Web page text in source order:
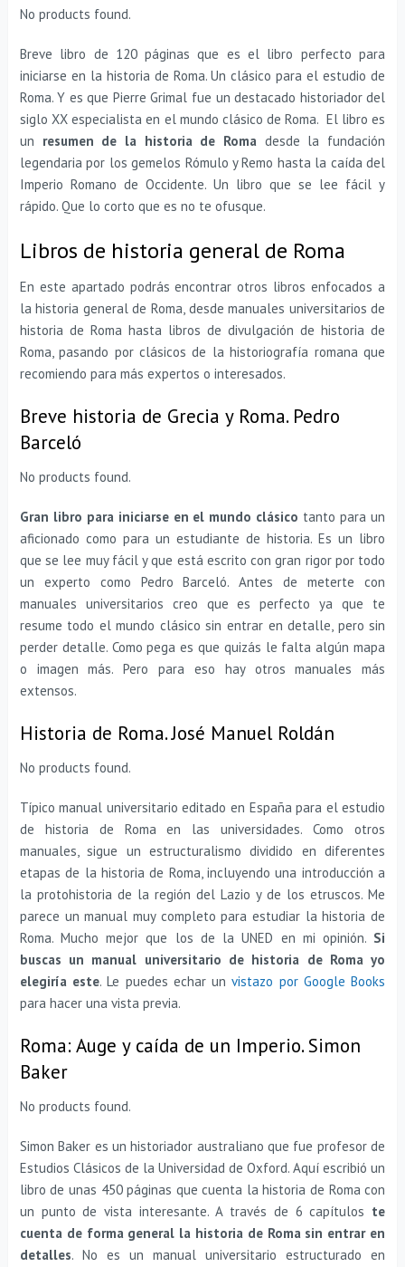
No products found.
Breve libro de 120 páginas que es el libro perfecto para
iniciarse en la historia de Roma. Un clásico para el estudio de
Roma. Y es que Pierre Grimal fue un destacado historiador del
siglo XX especialista en el mundo clásico de Roma. El libro es
un resumen de la historia de Roma desde la fundación
legendaria por los gemelos Rómulo y Remo hasta la caída del
Imperio Romano de Occidente. Un libro que se lee fácil y
rápido. Que lo corto que es no te ofusque.
Libros de historia general de Roma
En este apartado podrás encontrar otros libros enfocados a
la historia general de Roma, desde manuales universitarios de
historia de Roma hasta libros de divulgación de historia de
Roma, pasando por clásicos de la historiografía romana que
recomiendo para más expertos o interesados.
Breve historia de Grecia y Roma. Pedro
Barceló
No products found.
Gran libro para iniciarse en el mundo clásico tanto para un
aficionado como para un estudiante de historia. Es un libro
que se lee muy fácil y que está escrito con gran rigor por todo
un experto como Pedro Barceló. Antes de meterte con
manuales universitarios creo que es perfecto ya que te
resume todo el mundo clásico sin entrar en detalle, pero sin
perder detalle. Como pega es que quizás le falta algún mapa
o imagen más. Pero para eso hay otros manuales más
extensos.
Historia de Roma. José Manuel Roldán
No products found.
Típico manual universitario editado en España para el estudio
de historia de Roma en las universidades. Como otros
manuales, sigue un estructuralismo dividido en diferentes
etapas de la historia de Roma, incluyendo una introducción a
la protohistoria de la región del Lazio y de los etruscos. Me
parece un manual muy completo para estudiar la historia de
Roma. Mucho mejor que los de la UNED en mi opinión. Si
buscas un manual universitario de historia de Roma yo
elegiría este. Le puedes echar unvistazo por Google Books
para hacer una vista previa.
Roma: Auge y caída de un Imperio. Simon
Baker
No products found.
Simon Baker es un historiador australiano que fue profesor de
Estudios Clásicos de la Universidad de Oxford. Aquí escribió un
libro de unas 450 páginas que cuenta la historia de Roma con
un punto de vista interesante. A través de 6 capítulos te
cuenta de forma general la historia de Roma sin entrar en
detalles. No es un manual universitario estructurado en